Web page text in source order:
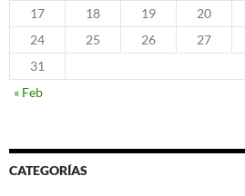
17
18 19 20
24
25 26 27
31
« Feb
CATEGORÍAS